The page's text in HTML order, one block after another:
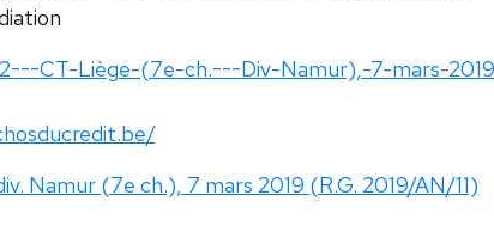
CT-Liège-(7e-ch.---Div-Namur),-7-mars-
Namur (7e ch.), 7 mars 2019 (R.G. 2019/AN/11)